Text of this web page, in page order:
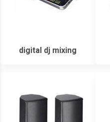
digital dj mixing